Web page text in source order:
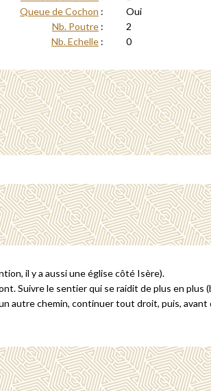
Queue de Cochon : Oui
Nb. Poutre: 2
Nb. Echelle: 0
il y a aussi une église côté Isère).
Suivre le sentier qui se raidit de plus en plus
autre chemin, continuer tout droit, puis,